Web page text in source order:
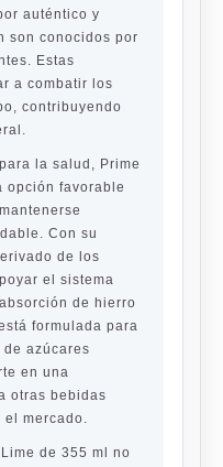
auténtico y
son conocidos por
Estas
a combatir los
contribuyendo
la salud, Prime
opción favorable
Con su
de los
el sistema
de hierro
formulada para
azúcares
en una
otras bebidas
el mercado.
de 355 ml no